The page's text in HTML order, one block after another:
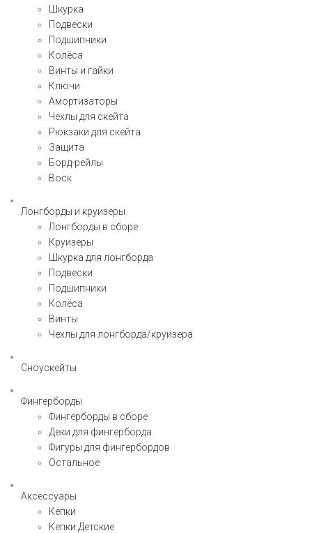
Шкурка
Подвески
Подшипники
Колёса
Винты и гайки
Ключи
Амортизаторы
Чехлы для скейта
Рюкзаки для скейта
Защита
Борд-рейлы
Воск
Лонгборды и круизеры
Лонгборды в сборе
Круизеры
Шкурка для лонгборда
Подвески
Подшипники
Колёса
Винты
Чехлы для лонгборда/круизера
Сноускейты
Фингерборды
Фингерборды в сборе
Деки для фингерборда
Фигуры для фингербордов
Остальное
Аксессуары
Кепки
Кепки Детские